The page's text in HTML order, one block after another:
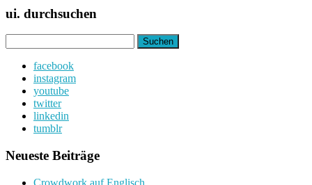
ui. durchsuchen
nach:
facebook
instagram
youtube
twitter
linkedin
tumblr
Neueste Beiträge
Crowdwork auf Englisch